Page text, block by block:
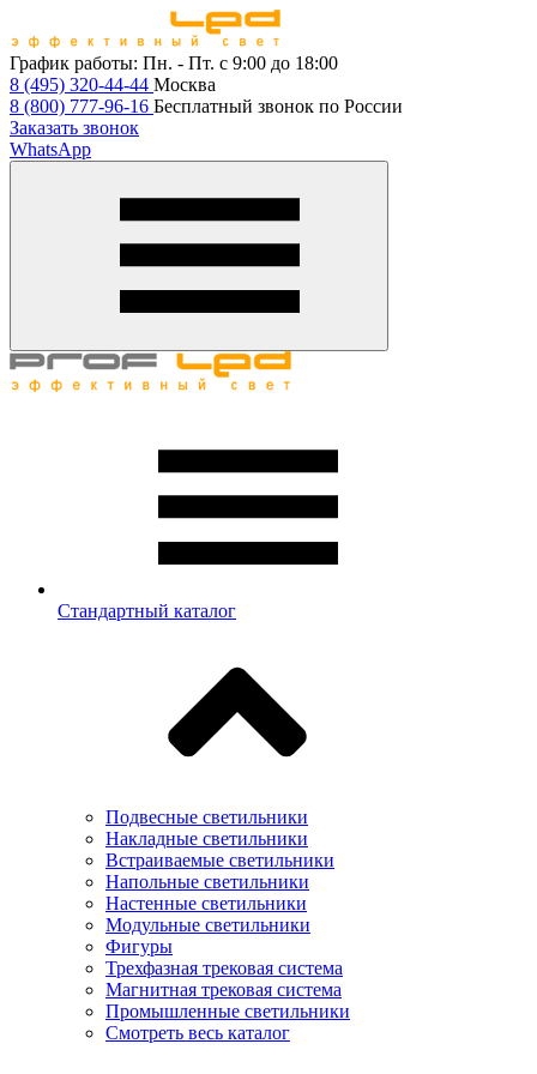
График работы: Пн. - Пт. с 9:00 до 18:00
8 (495) 320-44-44 Москва
8 (800) 777-96-16 Бесплатный звонок по России
Заказать звонок
WhatsApp
Стандартный каталог
Подвесные светильники
Накладные светильники
Встраиваемые светильники
Напольные светильники
Настенные светильники
Модульные светильники
Фигуры
Трехфазная трековая система
Магнитная трековая система
Промышленные светильники
Смотреть весь каталог